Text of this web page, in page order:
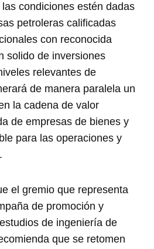
condiciones estén dadas
petroleras calificadas
con reconocida
solido de inversiones
relevantes de
de manera paralela un
la cadena de valor
de empresas de bienes y
para las operaciones y
el gremio que representa
de promoción y
de ingeniería de
que se retomen